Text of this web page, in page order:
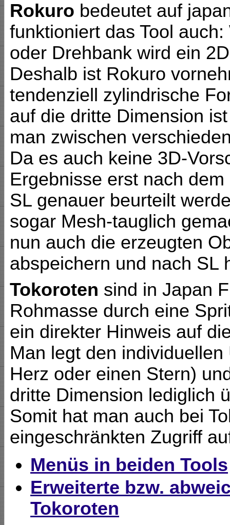
Rokuro bedeutet auf
funktioniert das Tool
oder Drehbank wird ein
Deshalb ist Rokuro
tendenziell zylindrische
auf die dritte Dimension
man zwischen
Da es auch keine 3D-
Ergebnisse erst nach
SL genauer beurteilt
sogar Mesh-tauglich
nun auch die erzeugten
abspeichern und nach SL
Tokoroten sind in Japan
Rohmasse durch eine
ein direkter Hinweis auf
Man legt den
Herz oder einen Stern)
dritte Dimension lediglich
Somit hat man auch bei
eingeschränkten Zugriff
Menüs in beiden Tools
Erweiterte bzw.
Tokoroten